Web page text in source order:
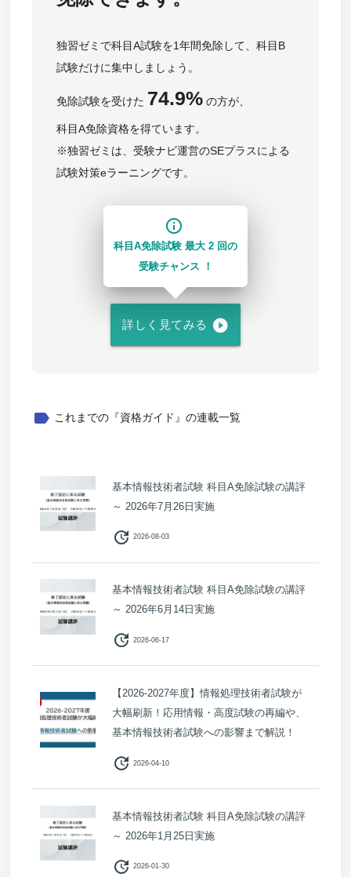
独習ゼミで科目A試験を1年間免除して、科目B
試験だけに集中しましょう。
免除試験を受けた 74.9% の方が、
科目A免除資格を得ています。
※独習ゼミは、受験ナビ運営のSEプラスによる
試験対策eラーニングです。
info_outline
科目A免除試験 最大 2 回の
受験チャンス ！
詳しく見てみる play_circle_filled
label これまでの『資格ガイド』の連載一覧
基本情報技術者試験 科目A免除試験の講評
～ 2026年7月26日実施
update 2026-08-03
基本情報技術者試験 科目A免除試験の講評
～ 2026年6月14日実施
update 2026-06-17
【2026-2027年度】情報処理技術者試験が
大幅刷新！応用情報・高度試験の再編や、
基本情報技術者試験への影響まで解説！
update 2026-04-10
基本情報技術者試験 科目A免除試験の講評
～ 2026年1月25日実施
update 2026-01-30